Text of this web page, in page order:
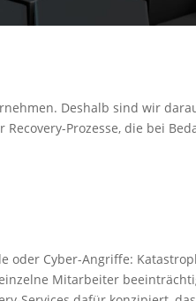
Deshalb sind wir
Prozesse, die bei
oder Cyber-Angriffe:
Mitarbeiter